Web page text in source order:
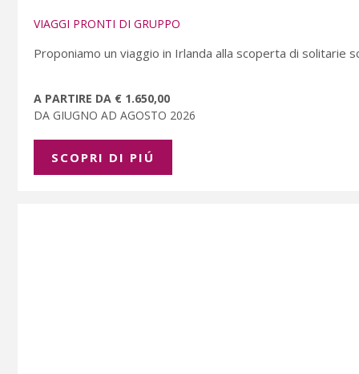
VIAGGI PRONTI DI GRUPPO
Proponiamo un viaggio in Irlanda alla scoperta di solitarie
A PARTIRE DA € 1.650,00
DA GIUGNO AD AGOSTO 2026
SCOPRI DI PIÚ